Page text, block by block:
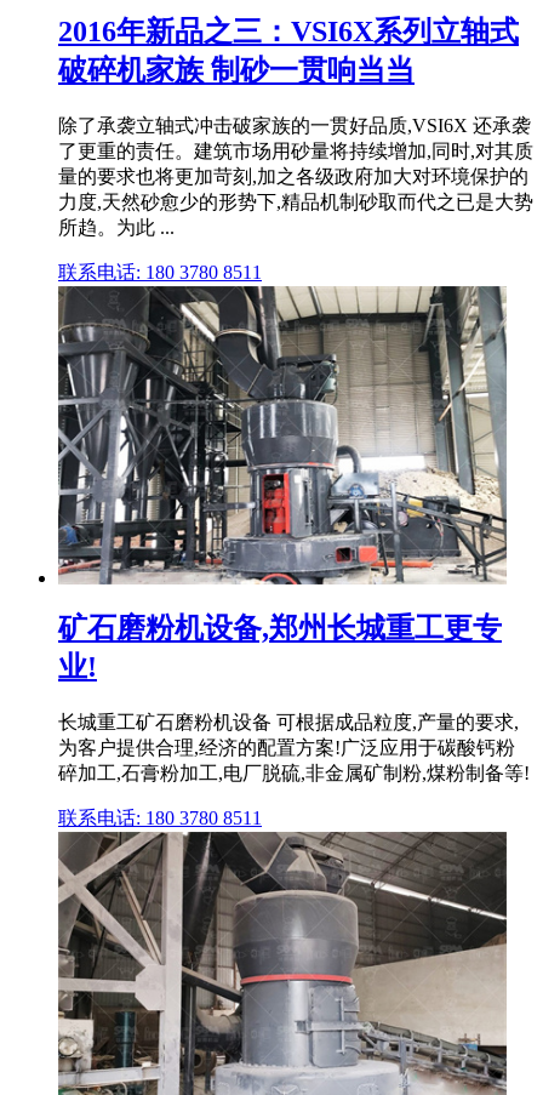
2016年新品之三：VSI6X系列立轴式
破碎机家族 制砂一贯响当当
除了承袭立轴式冲击破家族的一贯好品质,VSI6X 还承袭
了更重的责任。建筑市场用砂量将持续增加,同时,对其质
量的要求也将更加苛刻,加之各级政府加大对环境保护的
力度,天然砂愈少的形势下,精品机制砂取而代之已是大势
所趋。为此 ...
联系电话: 180 3780 8511
矿石磨粉机设备,郑州长城重工更专
业!
长城重工矿石磨粉机设备 可根据成品粒度,产量的要求,
为客户提供合理,经济的配置方案!广泛应用于碳酸钙粉
碎加工,石膏粉加工,电厂脱硫,非金属矿制粉,煤粉制备等!
联系电话: 180 3780 8511